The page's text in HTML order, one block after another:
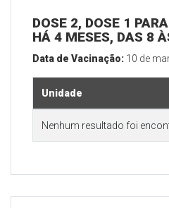
DOSE 2, DOSE 1
HÁ 4 MESES, DAS 8
Data de Vacinação: 10 de
Unidade
Nenhum resultado foi